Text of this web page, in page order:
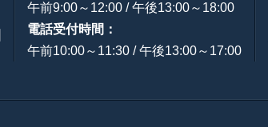
午前9:00～12:00 / 午後13:00～18:00
電話受付時間：
午前10:00～11:30 / 午後13:00～17:00